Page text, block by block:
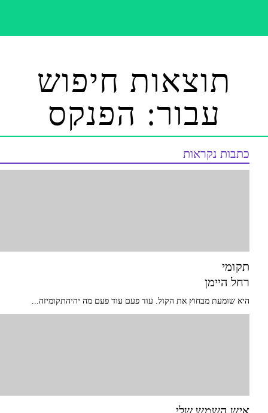
תוצאות חיפוש
עבור: הפנקס
כתבות נקראות
תקומי
רחל היימן
היא שומעת מבחוץ את הקול. עוד פעם עוד פעם מה יהיהתקומיזה...